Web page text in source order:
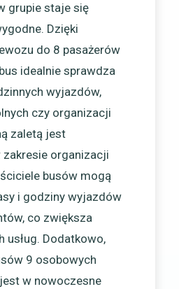
grupie staje się
Dzięki
do 8 pasażerów
idealnie sprawdza
wyjazdów,
czy organizacji
zaletą jest
organizacji
busów mogą
i godziny wyjazdów
co zwiększa
usług. Dodatkowo,
9 osobowych
w nowoczesne